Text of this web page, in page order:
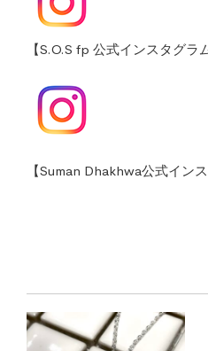
【S.O.S fp 公式インスタグラ
【Suman Dhakhwa公式イン